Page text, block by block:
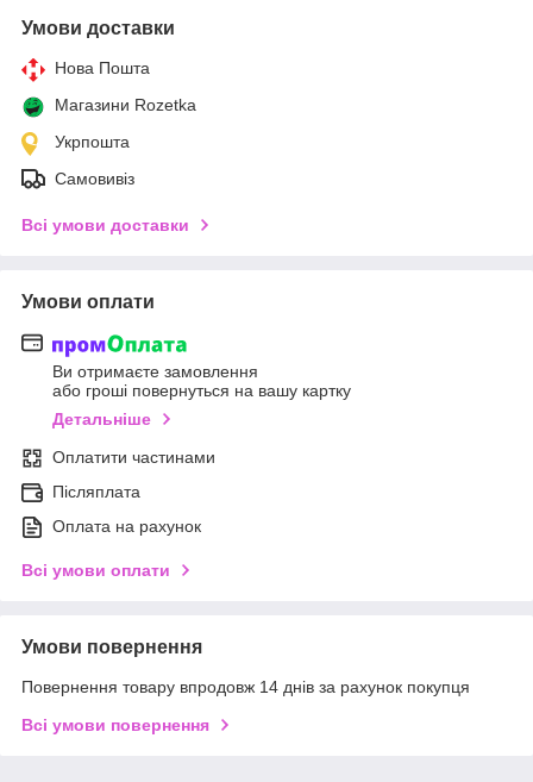
Умови доставки
Нова Пошта
Магазини Rozetka
Укрпошта
Самовивіз
Всі умови доставки
Умови оплати
Ви отримаєте замовлення
або гроші повернуться на вашу картку
Детальніше
Оплатити частинами
Післяплата
Оплата на рахунок
Всі умови оплати
Умови повернення
Повернення товару впродовж 14 днів за рахунок покупця
Всі умови повернення